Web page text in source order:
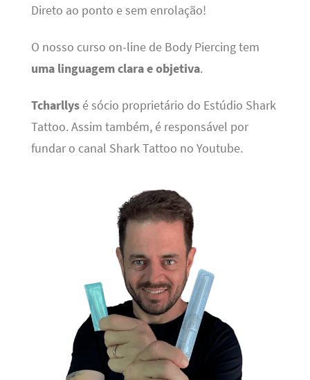
Direto ao ponto e sem enrolação!
O nosso curso on-line de Body Piercing tem
uma linguagem clara e objetiva.
Tcharllysé sócio proprietário do Estúdio Shark
Tattoo. Assim também, é responsável por
fundar o canal Shark Tattoo no Youtube.